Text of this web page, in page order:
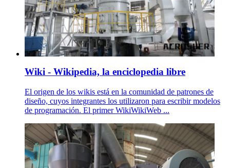
Wiki - Wikipedia, la enciclopedia libre
El origen de los wikis está en la comunidad de patrones de
diseño, cuyos integrantes los utilizaron para escribir modelos
de programación. El primer WikiWikiWeb ...